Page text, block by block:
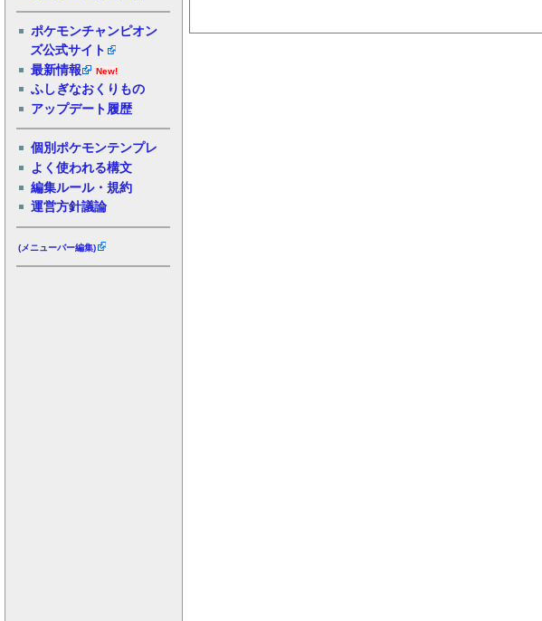
ポケモンチャンピオン
ズ公式サイト
最新情報
New!
ふしぎなおくりもの
アップデート履歴
個別ポケモンテンプレ
よく使われる構文
編集ルール・規約
運営方針議論
(メニューバー編集)